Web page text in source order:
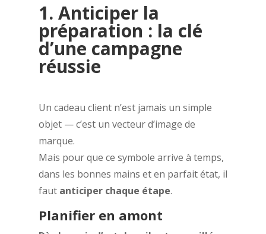
1. Anticiper la
préparation : la clé
d’une campagne
réussie
Un cadeau client n’est jamais un simple
objet — c’est un vecteur d’image de
marque.
Mais pour que ce symbole arrive à temps,
dans les bonnes mains et en parfait état, il
faut anticiper chaque étape.
Planifier en amont